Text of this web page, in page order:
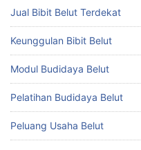
Jual Bibit Belut Terdekat
Keunggulan Bibit Belut
Modul Budidaya Belut
Pelatihan Budidaya Belut
Peluang Usaha Belut